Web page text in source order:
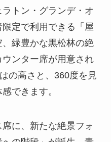
トン・グランデ・オ
定で利用できる「屋
、緑豊かな黒松林の絶
ンター席が用意され
の高さと、360度を見
できます。
に、新たな絶景フォ